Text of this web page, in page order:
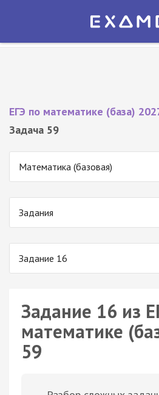
Экзамер — ЕГЭ 2027
ЕГЭ по математике (база)
Задача 59
Математика (базовая)
Задания
Задание 16
Задание 16 из
математике
59